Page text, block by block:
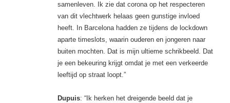
samenleven. Ik zie dat corona op het respecteren
van dit vlechtwerk helaas geen gunstige invloed
heeft. In Barcelona hadden ze tijdens de lockdown
aparte timeslots, waarin ouderen en jongeren naar
buiten mochten. Dat is mijn ultieme schrikbeeld. Dat
je een bekeuring krijgt omdat je met een verkeerde
leeftijd op straat loopt.”
Dupuis: “Ik herken het dreigende beeld dat je